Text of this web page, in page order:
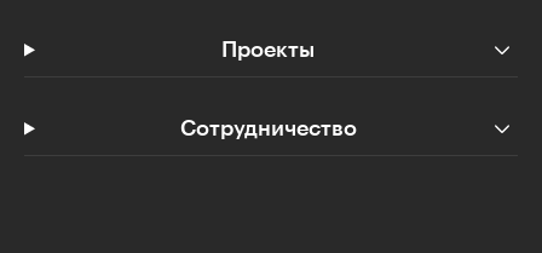
Проекты
Сотрудничество